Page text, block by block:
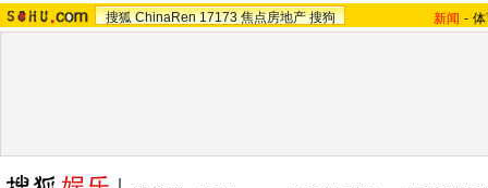
搜狐 ChinaRen 17173 焦点房地产 搜狗 新闻 -